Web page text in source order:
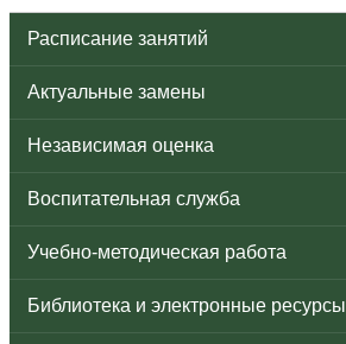
Расписание занятий
Актуальные замены
Независимая оценка
Воспитательная служба
Учебно-методическая работа
Библиотека и электронные ресурсы